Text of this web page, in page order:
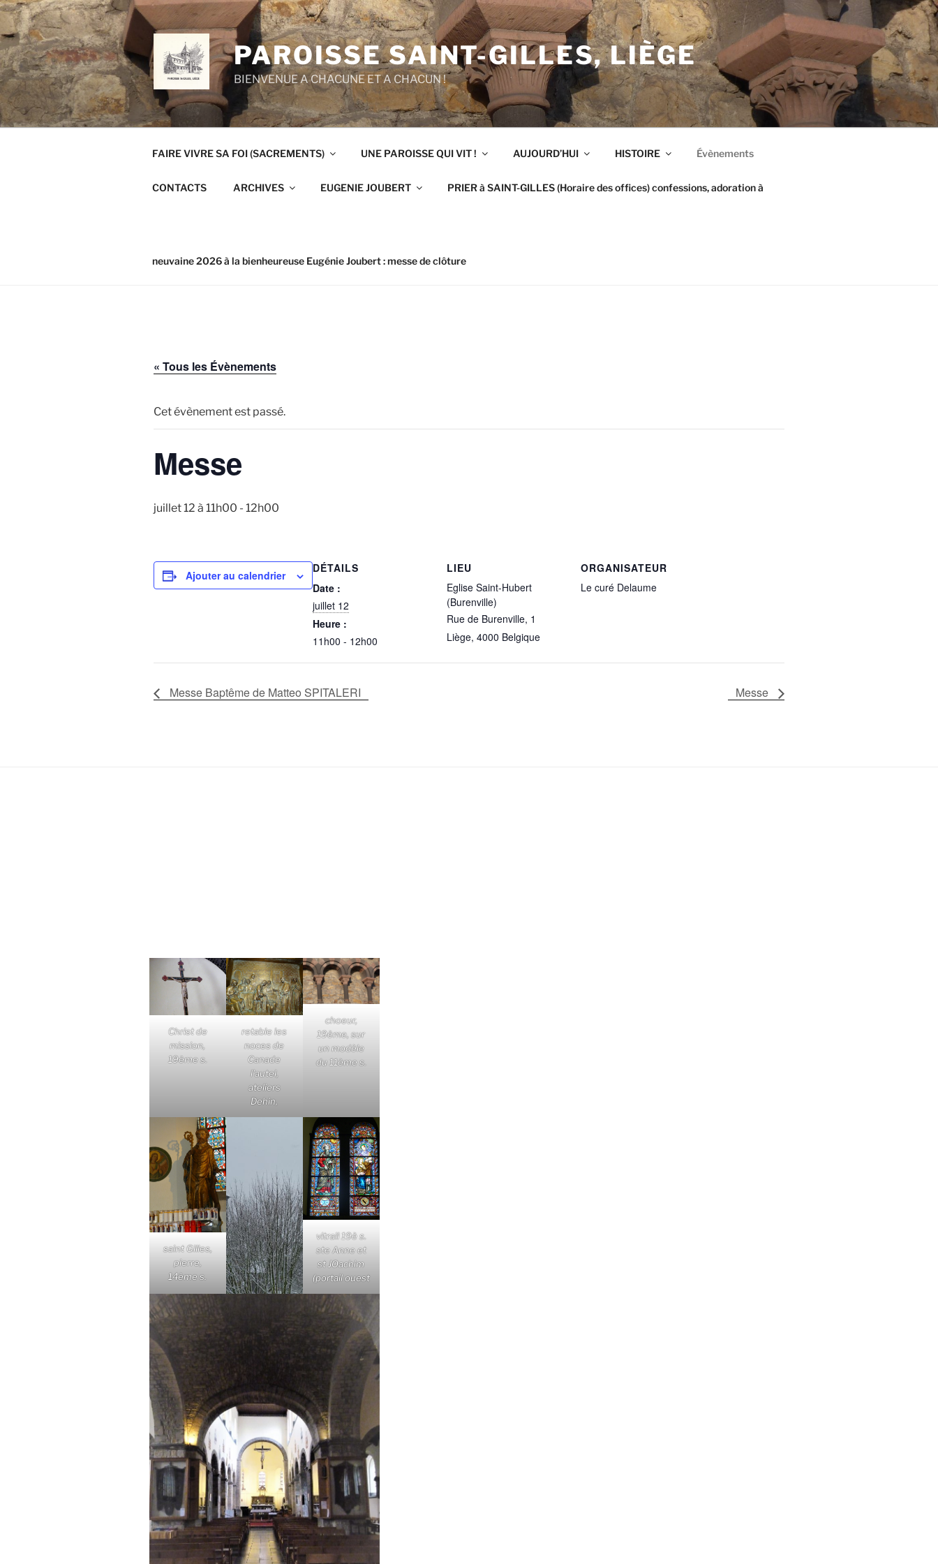
Aller
au
contenu
principal
PAROISSE SAINT-GILLES, LIÈGE
BIENVENUE A CHACUNE ET A CHACUN !
FAIRE VIVRE SA FOI (SACREMENTS) UNE PAROISSE QUI VIT ! AUJOURD’HUI HISTOIRE Évènements
CONTACTS ARCHIVES EUGENIE JOUBERT PRIER à SAINT-GILLES (Horaire des offices) confessions, adoration à
neuvaine 2026 à la bienheureuse Eugénie Joubert : messe de clôture
« Tous les Évènements
Cet évènement est passé.
Messe
juillet 12 à 11h00 - 12h00
Ajouter au calendrier
DÉTAILS
Date :
juillet 12
Heure :
11h00 - 12h00
LIEU
Eglise Saint-Hubert
(Burenville)
Rue de Burenville, 1
Liège, 4000 Belgique
ORGANISATEUR
Le curé Delaume
Messe Baptême de Matteo SPITALERI Messe
Christ de
mission,
19ème s.
retable les
noces de
Canade
l'autel,
ateliers
Dehin,
choeur,
19ème, sur
un modèle
du 11ème s.
saint Gilles,
pierre,
14ème s.
vitrail 19è s.
ste Anne et
st JOachim
(portail ouest